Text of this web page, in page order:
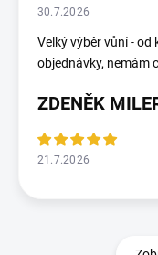
30.7.2026
Velký výběr vůní - od
objednávky, nemám
ZDENĚK
21.7.2026